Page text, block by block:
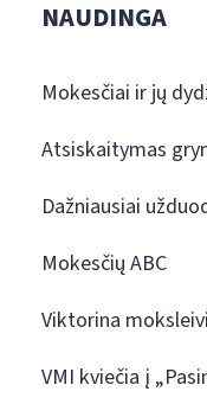
NAUDINGA
Mokesčiai ir jų
Atsiskaitymas
Dažniausiai
Mokesčių ABC
Viktorina
VMI kviečia į